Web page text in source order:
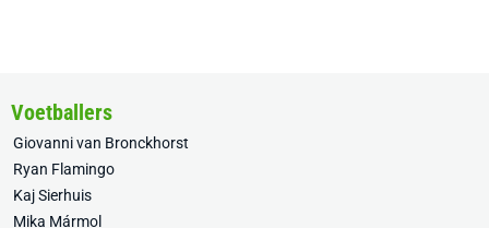
Voetballers
Giovanni van Bronckhorst
Ryan Flamingo
Kaj Sierhuis
Mika Mármol